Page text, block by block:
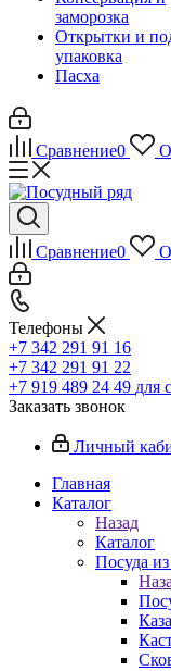
заморозка
Открытки и
упаковка
Пасха
Сравнение0
Сравнение0
Телефоны
+7 342 291 91 16
+7 342 291 91 22
+7 919 489 24 49 для
Заказать звонок
Личный
Главная
Каталог
Назад
Каталог
Посуда